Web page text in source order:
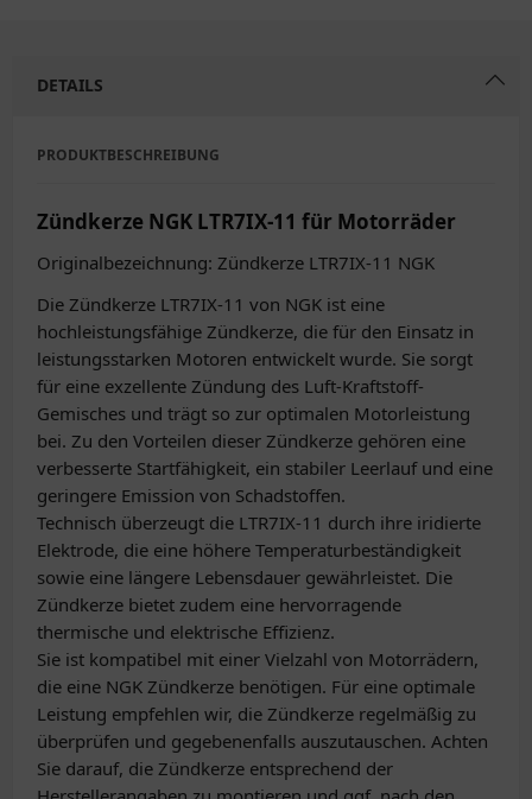
DETAILS
PRODUKTBESCHREIBUNG
Zündkerze NGK LTR7IX-11 für Motorräder
Originalbezeichnung: Zündkerze LTR7IX-11 NGK
Die Zündkerze LTR7IX-11 von NGK ist eine
hochleistungsfähige Zündkerze, die für den Einsatz in
leistungsstarken Motoren entwickelt wurde. Sie sorgt
für eine exzellente Zündung des Luft-Kraftstoff-
Gemisches und trägt so zur optimalen Motorleistung
bei. Zu den Vorteilen dieser Zündkerze gehören eine
verbesserte Startfähigkeit, ein stabiler Leerlauf und eine
geringere Emission von Schadstoffen.
Technisch überzeugt die LTR7IX-11 durch ihre iridierte
Elektrode, die eine höhere Temperaturbeständigkeit
sowie eine längere Lebensdauer gewährleistet. Die
Zündkerze bietet zudem eine hervorragende
thermische und elektrische Effizienz.
Sie ist kompatibel mit einer Vielzahl von Motorrädern,
die eine NGK Zündkerze benötigen. Für eine optimale
Leistung empfehlen wir, die Zündkerze regelmäßig zu
überprüfen und gegebenenfalls auszutauschen. Achten
Sie darauf, die Zündkerze entsprechend der